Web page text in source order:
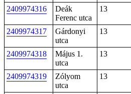
2409974316
Deák
Ferenc utca
13
2409974317
Gárdonyi
utca
13
2409974318
Május 1.
utca
13
2409974319
Zólyom
utca
13